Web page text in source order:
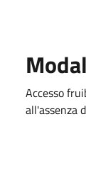
Accesso
all'assenza